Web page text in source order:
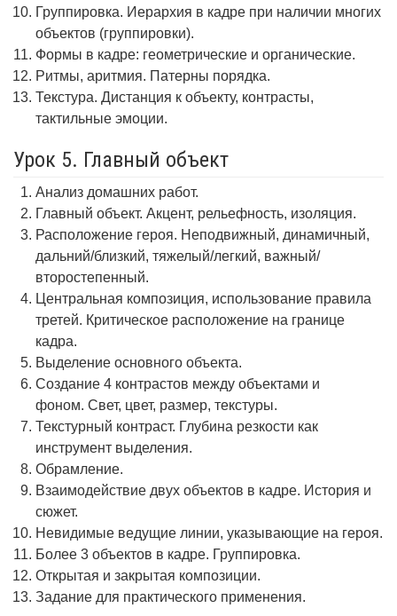
Группировка. Иерархия в кадре при наличии многих
объектов (группировки).
Формы в кадре: геометрические и органические.
Ритмы, аритмия. Патерны порядка.
Текстура. Дистанция к объекту, контрасты,
тактильные эмоции.
Урок 5. Главный объект
Анализ домашних работ.
Главный объект. Акцент, рельефность, изоляция.
Расположение героя. Неподвижный, динамичный,
дальний/близкий, тяжелый/легкий, важный/
второстепенный.
Центральная композиция, использование правила
третей. Критическое расположение на границе
кадра.
Выделение основного объекта.
Создание 4 контрастов между объектами и
фоном. Свет, цвет, размер, текстуры.
Текстурный контраст. Глубина резкости как
инструмент выделения.
Обрамление.
Взаимодействие двух объектов в кадре. История и
сюжет.
Невидимые ведущие линии, указывающие на героя.
Более 3 объектов в кадре. Группировка.
Открытая и закрытая композиции.
Задание для практического применения.